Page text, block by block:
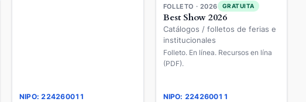
NIPO: 224260011
FOLLETO · 2026 GRATUITA
Best Show 2026
Catálogos / folletos de ferias e
institucionales
Folleto. En línea. Recursos en lína
(PDF).
NIPO: 224260011